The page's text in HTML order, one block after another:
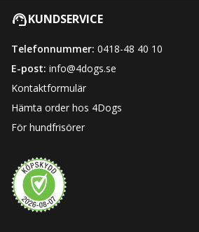
KUNDSERVICE
Telefonnummer: 0418-48 40 10
E-post: info@4dogs.se
Kontaktformulär
Hämta order hos 4Dogs
För hundfrisörer